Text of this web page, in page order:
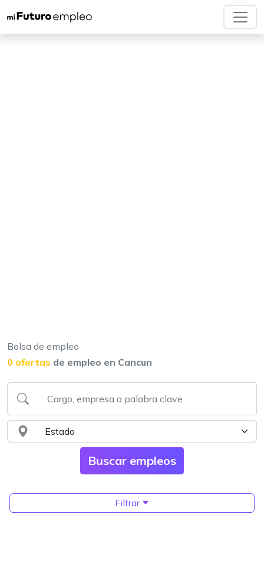
Bolsa de empleo
0 ofertas de empleo en Cancun
Filtrar